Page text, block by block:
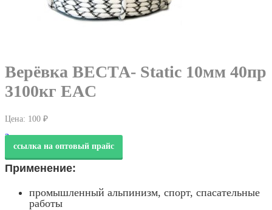
Верёвка ВЕСТА- Static 10мм 40пр
3100кг EAC
Цена: 100 ₽
Заказать товар
ссылка на оптовый прайс
Применение:
промышленный альпинизм, спорт, спасательные
работы